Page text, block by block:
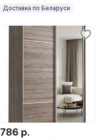
область
Доставка по Беларуси
786 р.